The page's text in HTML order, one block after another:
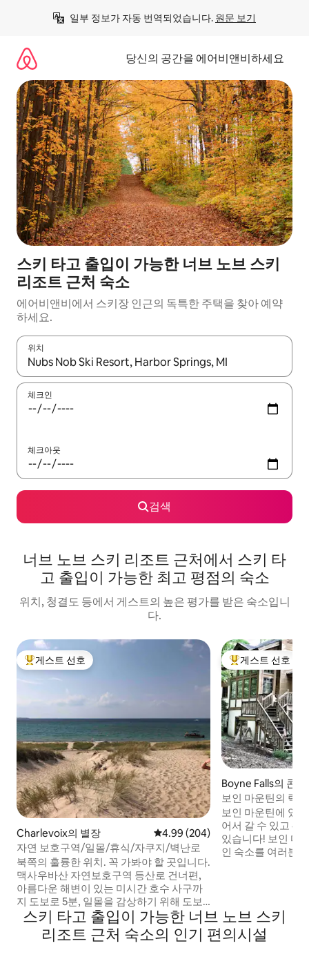
일부 정보가 자동 번역되었습니다. 원문 보기
당신의 공간을 에어비앤비하세요
스키 타고 출입이 가능한 너브 노브 스키
리조트 근처 숙소
에어비앤비에서 스키장 인근의 독특한 주택을 찾아 예약
하세요.
위치
결과가 나오면 위·아래 화살표 키를 사용하거나 터치 또는 스와이
체크인
체크아웃
검색
너브 노브 스키 리조트 근처에서 스키 타
고 출입이 가능한 최고 평점의 숙소
위치, 청결도 등에서 게스트의 높은 평가를 받은 숙소입니
다.
상위 게스트 선호
게스트 선호
Charlevoix의 별장 평점 4.99점(5점 만점), 후기 204
4.99 (204)
자연 보호구역/일몰/휴식/자쿠지/벽난로
북쪽의 훌륭한 위치. 꼭 가봐야 할 곳입니다.
맥사우바산 자연보호구역 등산로 건너편,
아름다운 해변이 있는 미시간 호수 사구까
지 도보로 5분, 일몰을 감상하기 위해 도보
로 2분 거리입니다. 시내에서 2마일 거리에
있습니다. 휠웨이 자전거 도로 및 디스크 골
프. 시설이 완비된 주방이 있는 매우 아늑한
상위 게스트 선호
게스트 선호
Boyne Falls의 콘
보인 마운틴의 럭
4개
보인 마운틴에 있
어서 갈 수 있고 4
있습니다! 보인 마
인 숙소를 여러분
새 소파, 새 주방,
스타벅스! 풍부한 업데이트와 맞춤 설정! 여
러분의 즐거움을
스키 타고 출입이 가능한 너브 노브 스키
리조트 근처 숙소의 인기 편의시설